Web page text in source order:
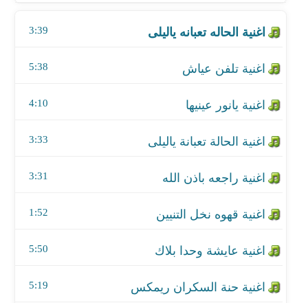
3:39
5:38
4:10
3:33
3:31
1:52
اغنية عايشة وحدا بلاك
5:50
اغنية حنة السكران ريمكس
5:19
اغنية اسمع يارضا
اغنية قوم فوت نام